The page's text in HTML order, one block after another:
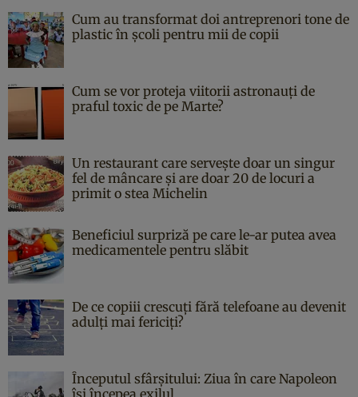
Cum au transformat doi antreprenori tone de
plastic în școli pentru mii de copii
Cum se vor proteja viitorii astronauți de
praful toxic de pe Marte?
Un restaurant care servește doar un singur
fel de mâncare și are doar 20 de locuri a
primit o stea Michelin
Beneficiul surpriză pe care le-ar putea avea
medicamentele pentru slăbit
De ce copiii crescuți fără telefoane au devenit
adulți mai fericiți?
Începutul sfârşitului: Ziua în care Napoleon
îşi începea exilul